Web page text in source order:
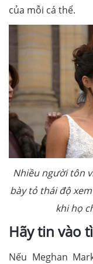
của mỗi cá thể.
Nhiều người tôn
bày tỏ thái độ
khi họ
Hãy tin vào
Nếu Meghan